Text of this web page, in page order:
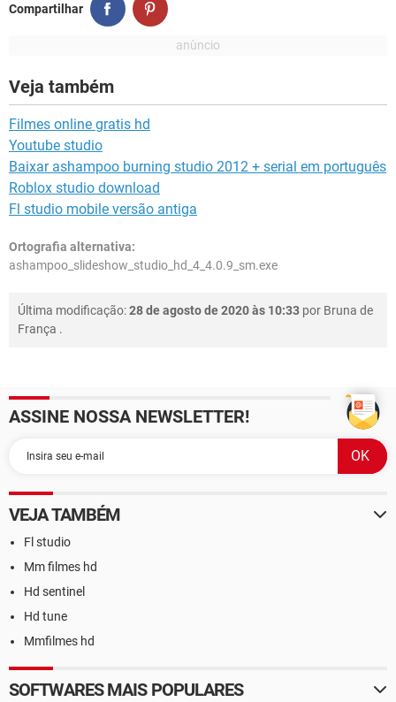
Compartilhar
Veja também
Filmes online gratis hd
Youtube studio
Baixar ashampoo burning studio 2012 + serial em português
Roblox studio download
Fl studio mobile versão antiga
Ortografia alternativa:
ashampoo_slideshow_studio_hd_4_4.0.9_sm.exe
Última modificação:28 de agosto de 2020 às 10:33 por Bruna de
França .
ASSINE NOSSA NEWSLETTER!
VEJA TAMBÉM
Fl studio
Mm filmes hd
Hd sentinel
Hd tune
Mmfilmes hd
SOFTWARES MAIS POPULARES